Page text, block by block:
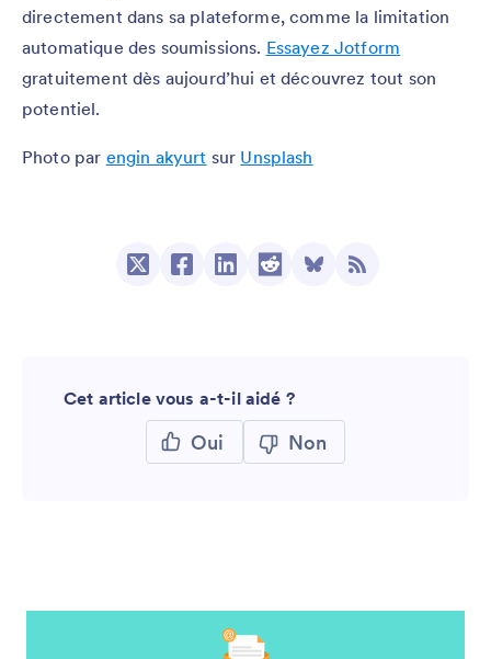
directement dans sa plateforme, comme la limitation
automatique des soumissions. Essayez Jotform
gratuitement dès aujourd’hui et découvrez tout son
potentiel.
Photo par engin akyurt sur Unsplash
Cet article vous a-t-il aidé ?
Oui Non